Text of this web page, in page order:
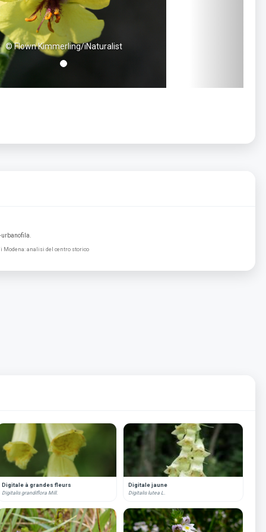
© Flown Kimmerling/iNaturalist
Modena: analisi del centro storico
Digitale à grandes fleurs
Digitalis grandiflora Mill.
Digitale jaune
Digitalis lutea L.